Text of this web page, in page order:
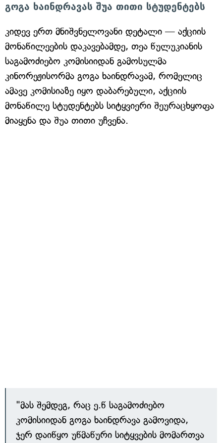
გოგა ხაინდრავას შუა თითი სტუდენტებს
კიდევ ერთ მნიშვნელოვანი დეტალი — აქციის
მონაწილეების დაკავებამდე, თეა წულუკიანის
საგამოძიებო კომისიიდან გამოსულმა
კინორეჟისორმა გოგა ხაინდრავამ, რომელიც
ამავე კომისიაზე იყო დაბარებული, აქციის
მონაწილე სტუდენტებს სიტყვიერი შეურაცხყოფა
მიაყენა და შუა თითი უჩვენა.
"მას შემდეგ, რაც ე.წ საგამოძიებო
კომისიიდან გოგა ხაინდრავა გამოვიდა,
ჯერ დაიწყო უწმაწური სიტყვების მომართვა